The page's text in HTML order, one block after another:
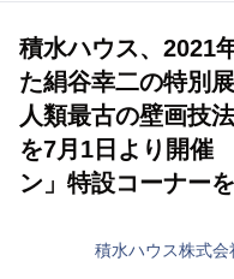
積水ハウス、2021
た絹谷幸二の特別
人類最古の壁画技
を7月1日より開
ン」特設コーナー
積水ハウス株式会